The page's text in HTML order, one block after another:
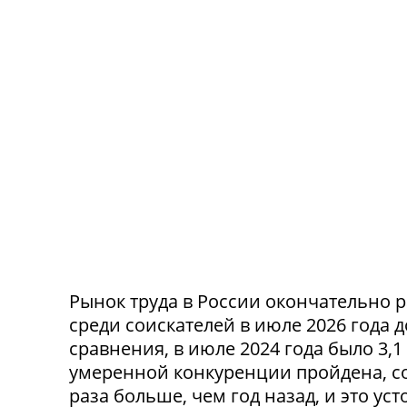
Рынок труда в России окончательно
среди соискателей в июле 2026
сравнения, в июле 2024 года было
умеренной конкуренции пройдена,
раза больше, чем год назад, и это